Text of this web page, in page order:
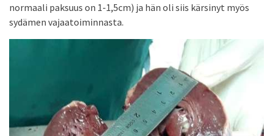
normaali paksuus on 1-1,5cm) ja hän oli siis kärsinyt myös
sydämen vajaatoiminnasta.